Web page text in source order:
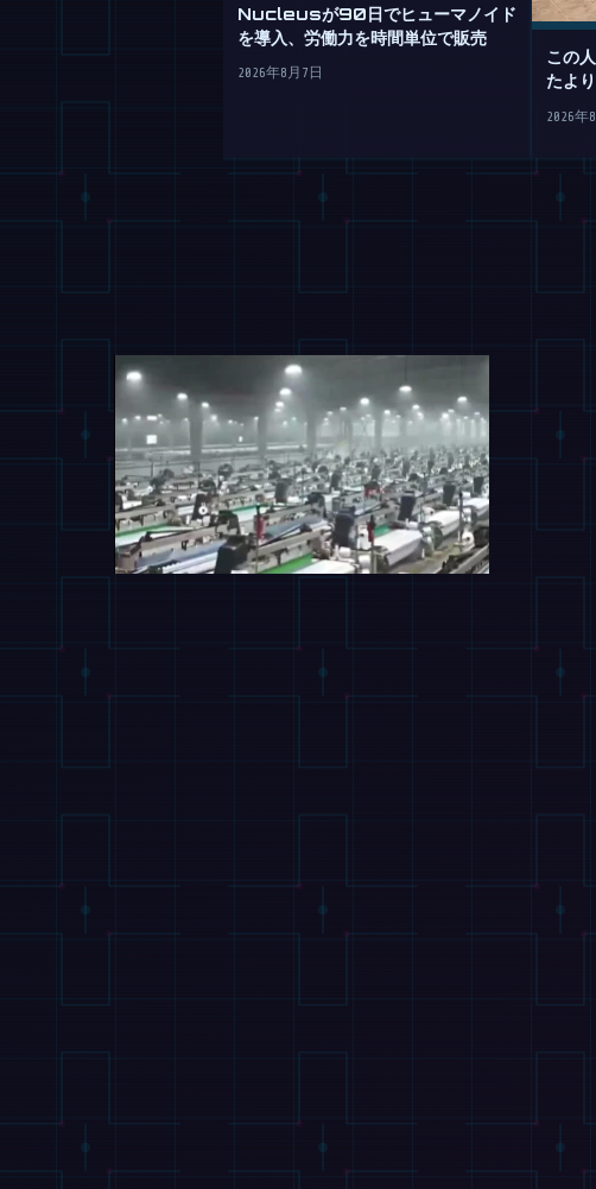
Nucleusが90日でヒューマノイド
を導入、労働力を時間単位で販売
2026年8月7日
この
たよ
2026年